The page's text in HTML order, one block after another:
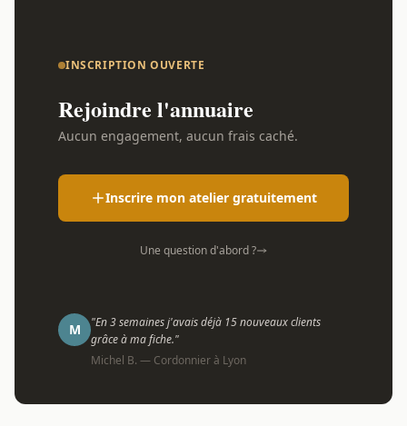
INSCRIPTION OUVERTE
Rejoindre l'annuaire
Aucun engagement, aucun frais caché.
Inscrire mon atelier gratuitement
Une question d'abord ?
M
"En 3 semaines j'avais déjà 15 nouveaux clients
grâce à ma fiche."
Michel B. — Cordonnier à Lyon